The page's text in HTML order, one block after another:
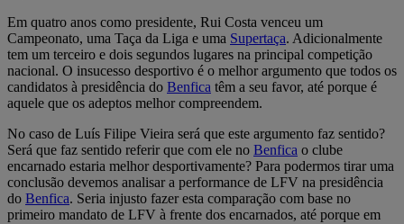
Em quatro anos como presidente, Rui Costa venceu um
Campeonato, uma Taça da Liga e uma Supertaça. Adicionalmente
tem um terceiro e dois segundos lugares na principal competição
nacional. O insucesso desportivo é o melhor argumento que todos os
candidatos à presidência do Benfica têm a seu favor, até porque é
aquele que os adeptos melhor compreendem.
No caso de Luís Filipe Vieira será que este argumento faz sentido?
Será que faz sentido referir que com ele no Benfica o clube
encarnado estaria melhor desportivamente? Para podermos tirar uma
conclusão devemos analisar a performance de LFV na presidência
do Benfica. Seria injusto fazer esta comparação com base no
primeiro mandato de LFV à frente dos encarnados, até porque em